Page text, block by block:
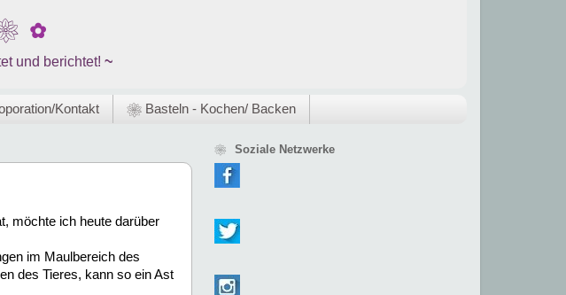
✿
und berichtet! ~
Kontakt ❀ Basteln - Kochen/ Backen
möchte ich heute darüber
im Maulbereich des
des Tieres, kann so ein Ast
❀ Soziale Netzwerke